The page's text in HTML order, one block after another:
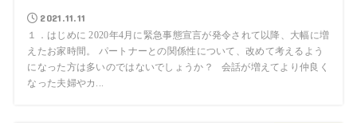
2021.11.11
１．はじめに 2020年4月に緊急事態宣言が発令されて以降、大幅に増
えたお家時間。 パートナーとの関係性について、改めて考えるよう
になった方は多いのではないでしょうか？ 会話が増えてより仲良く
なった夫婦やカ...